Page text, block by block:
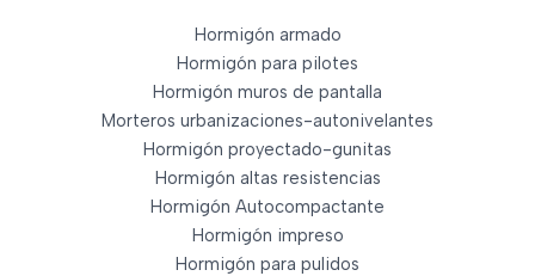
Hormigón armado
Hormigón para pilotes
Hormigón muros de pantalla
Morteros urbanizaciones-autonivelantes
Hormigón proyectado-gunitas
Hormigón altas resistencias
Hormigón Autocompactante
Hormigón impreso
Hormigón para pulidos